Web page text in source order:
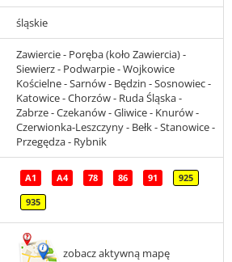
śląskie
Zawiercie - Poręba (koło Zawiercia) -
Siewierz - Podwarpie - Wojkowice
Kościelne - Sarnów - Będzin - Sosnowiec -
Katowice - Chorzów - Ruda Śląska -
Zabrze - Czekanów - Gliwice - Knurów -
Czerwionka-Leszczyny - Bełk - Stanowice -
Przegędza - Rybnik
A1 A4 78 86 91 925
935
zobacz aktywną mapę